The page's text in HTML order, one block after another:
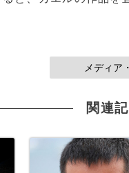
メディア
関連